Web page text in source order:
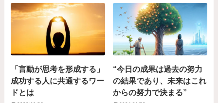
「言動が思考を形成する」
成功する人に共通するワー
ドとは
“今日の成果は過去の努力
の結果であり、未来はこれ
からの努力で決まる”